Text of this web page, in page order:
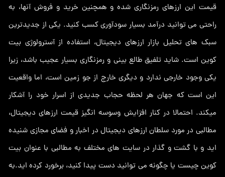
قیمت این ارزهای رمزنگاری شده و همچنین خرید و فروش آنها، به
راحتی می توانید درآمد بسیار سودآوری کسب کنید. یکی از جدیدترین
سبک های تحلیل بازار ارزهای دیجیتال، استفاده از آسترولوژی بیت
کوین است. شاید تلفیق طالع بینی و رمزنگاری بسیار عجیب باشد، زیرا
یکی وجود خارجی ندارد و دیگری خارج از جو زمین است، اما واقعیت
این است که جهان هر لحظه حجاب جدیدی از اسرار خود را آشکار
میکند. احتمالا در کنار افزایش وسوسه انگیز قیمت ارزهای دیجیتال،
مطالبی در مورد سلطان ارزهای دیجیتال در اخبار و فضای مجازی شنیده
اید و با گشت و گذار در سایت های مختلف به مطالبی با عنوان بیت
کوین چیست یا چگونه می توانید دست پیدا کنید، برخورد کرده اید.به